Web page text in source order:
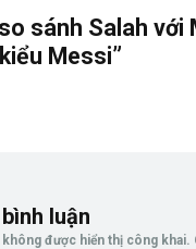
sánh Salah với
Messi”
luận
không được hiển thị công khai.